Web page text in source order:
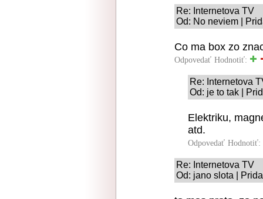
Re: Internetova TV
Od: No neviem |
Co ma box zo
Odpovedať Hodnotiť:
Re: Internetova
Od: je to tak |
Elektriku,
atd.
Odpovedať Hodnotiť:
Re: Internetova TV
Od: jano slota |